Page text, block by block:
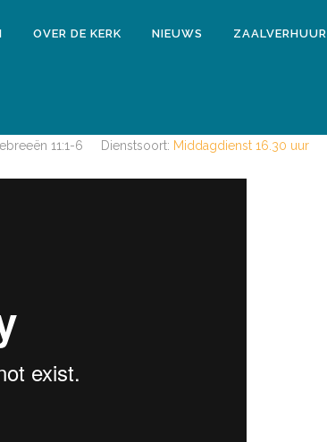
OVER DE KERK NIEUWS ZAALVERHUUR
11:1-6 Dienstsoort: Middagdienst 16.30 uur